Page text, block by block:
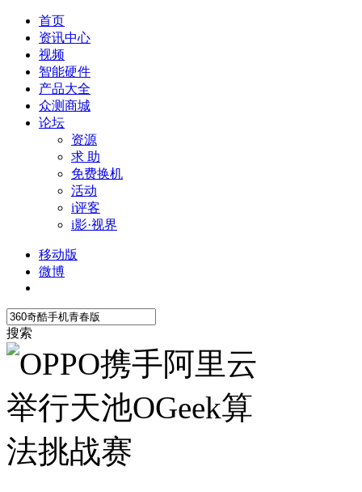
首页
资讯中心
视频
智能硬件
产品大全
众测商城
论坛
资源
求 助
免费换机
活动
i评客
i影·视界
移动版
微博
搜索